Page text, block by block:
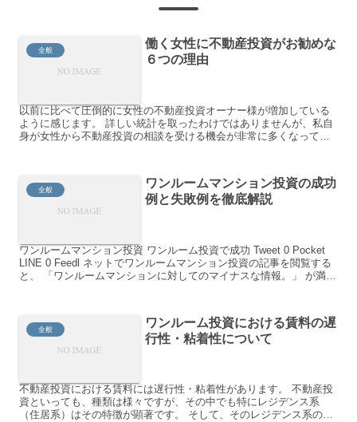
全般
働く女性に不動産投資がお勧めな
６つの理由
以前に比べて圧倒的に女性の不動産投資オーナー様が増加している
ように感じます。 詳しい統計を取ったわけではありませんが、私自
身が女性から不動産投資の相談を受ける機会が非常に多くなってき
全般
ワンルームマンション投資の成功
例と失敗例を徹底解説
ワンルームマンション投資 ワンルーム投資で成功 Tweet 0 Pocket
LINE 0 Feedl ネットでワンルームマンション投資の記事を閲覧する
と、 「ワンルームマンションに対してのマイナスな情報。」 が満載
全般
ワンルーム投資における賃料の遅
行性・粘着性について
不動産投資における賃料には遅行性・粘着性があります。 不動産投
資といっても、種類は様々ですが、その中でも特にレジデンス系
（住居系）はその特徴が顕著です。 そして、そのレジデンス系の中